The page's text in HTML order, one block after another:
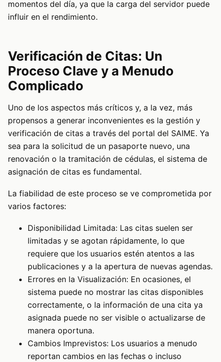
momentos del día, ya que la carga del servidor puede
influir en el rendimiento.
Verificación de Citas: Un
Proceso Clave y a Menudo
Complicado
Uno de los aspectos más críticos y, a la vez, más
propensos a generar inconvenientes es la gestión y
verificación de citas a través del portal del SAIME. Ya
sea para la solicitud de un pasaporte nuevo, una
renovación o la tramitación de cédulas, el sistema de
asignación de citas es fundamental.
La fiabilidad de este proceso se ve comprometida por
varios factores:
Disponibilidad Limitada: Las citas suelen ser
limitadas y se agotan rápidamente, lo que
requiere que los usuarios estén atentos a las
publicaciones y a la apertura de nuevas agendas.
Errores en la Visualización: En ocasiones, el
sistema puede no mostrar las citas disponibles
correctamente, o la información de una cita ya
asignada puede no ser visible o actualizarse de
manera oportuna.
Cambios Imprevistos: Los usuarios a menudo
reportan cambios en las fechas o incluso